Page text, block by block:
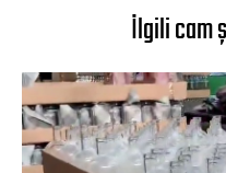
İlgili cam